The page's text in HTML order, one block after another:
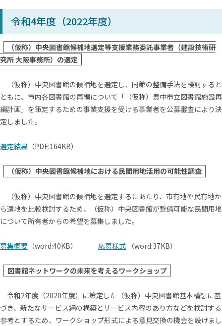
令和4年度（2022年度）
（仮称）中央図書館候補地選定等支援業務委託事業者（建設技術研
究所 大阪事務所）の選定
（仮称）中央図書館の候補地を選定し、同館の整備手法を検討すると
ともに、市内各図書館の再編について「（仮称）豊中市立図書館施設再
編計画」を策定するための事業支援を受ける事業者を公募審査により決
定しました。
選定結果 （PDF:164KB）
（仮称）中央図書館候補地における民間用地活用の可能性調査
（仮称）中央図書館の候補地を選定するにあたり、市有地や民有地か
ら適地を比較検討するため、（仮称）中央図書館が整備可能な民間用地
について所有者からの希望を募集しました。
募集概要 （word:40KB） 応募様式 （word:37KB）
図書館ネットワークの未来を考えるワークショップ
令和2年度（2020年度）に策定した（仮称）中央図書館基本構想に基
づき、新たなサービス網の構築とサービス内容のあり方などを検討する
参考とするため、ワークショップ形式による意見交換の機会を設けまし